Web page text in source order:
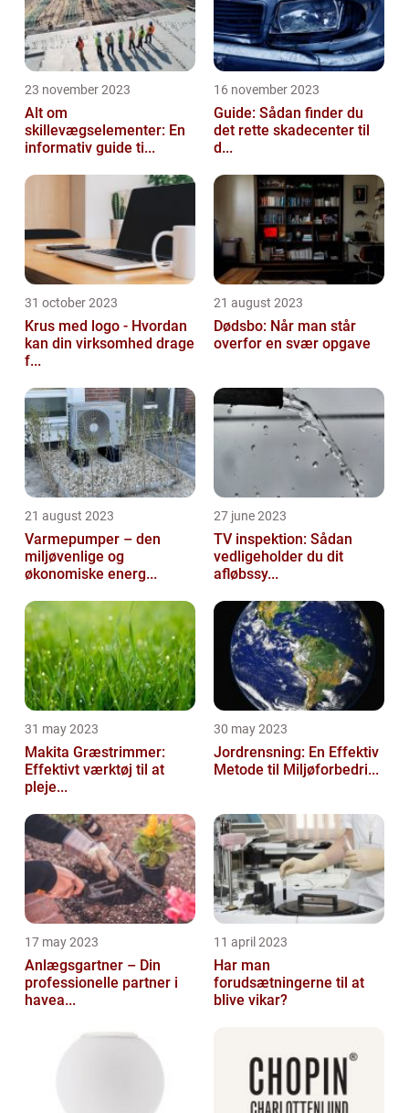
23 november 2023
Alt om
skillevægselementer: En
informativ guide ti...
16 november 2023
Guide: Sådan finder du
det rette skadecenter til
d...
31 october 2023
Krus med logo - Hvordan
kan din virksomhed drage
f...
21 august 2023
Dødsbo: Når man står
overfor en svær opgave
21 august 2023
Varmepumper – den
miljøvenlige og
økonomiske energ...
27 june 2023
TV inspektion: Sådan
vedligeholder du dit
afløbssy...
31 may 2023
Makita Græstrimmer:
Effektivt værktøj til at
pleje...
30 may 2023
Jordrensning: En Effektiv
Metode til Miljøforbedri...
17 may 2023
Anlægsgartner – Din
professionelle partner i
havea...
11 april 2023
Har man
forudsætningerne til at
blive vikar?